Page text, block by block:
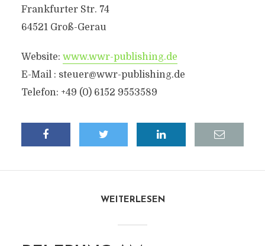
Frankfurter Str. 74
64521 Groß-Gerau
Website: www.wwr-publishing.de
E-Mail : steuer@wwr-publishing.de
Telefon: +49 (0) 6152 9553589
WEITERLESEN